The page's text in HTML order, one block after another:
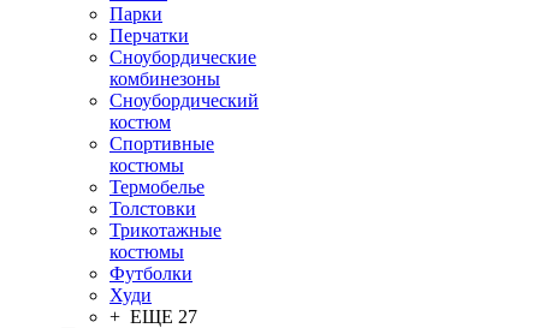
Парки
Перчатки
Сноубордические
комбинезоны
Сноубордический
костюм
Спортивные
костюмы
Термобелье
Толстовки
Трикотажные
костюмы
Футболки
Худи
+ ЕЩЕ 27